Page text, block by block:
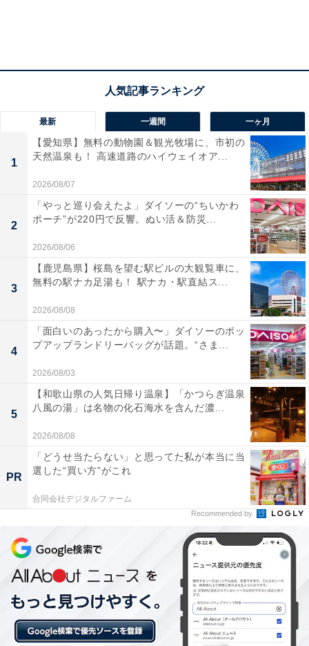
最新 一週間 一ヶ月
1
【愛知県】無料の動物園＆観光牧場に、市初の
天然温泉も！ 高速道路のハイウェイオア...
2026/08/07
2
「やっと巡り会えたよ」ダイソーの“ちいかわ
ポーチ”が220円で反響。ぬい活＆防災...
2026/08/06
3
【鹿児島県】桜島を望む駅ビルの大観覧車に、
無料の駅ナカ足湯も！ 駅ナカ・駅直結ス...
2026/08/08
4
「面白いのあったから購入〜」ダイソーのポッ
プアップランドリーバッグが話題。“さま...
2026/08/03
5
【和歌山県の人気日帰り温泉】「かつらぎ温泉
八風の湯」は名物の化石海水を含んだ濃...
2026/08/08
PR
「どうせ当たらない」と思ってた私が本当に当
選した“買い方”がこれ
合同会社デジタルファーム
Recommended by